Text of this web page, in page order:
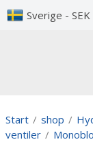
Sverige - SEK
Start / shop /
ventiler /